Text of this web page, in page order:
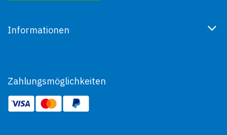
Informationen
Zahlungsmöglichkeiten